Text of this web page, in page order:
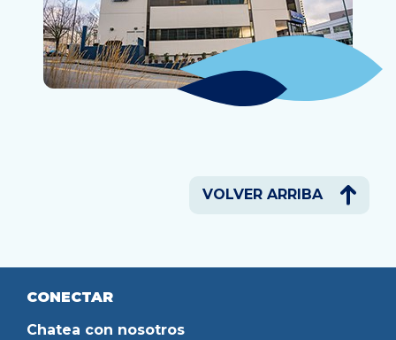
VOLVER ARRIBA
CONECTAR
Chatea con nosotros